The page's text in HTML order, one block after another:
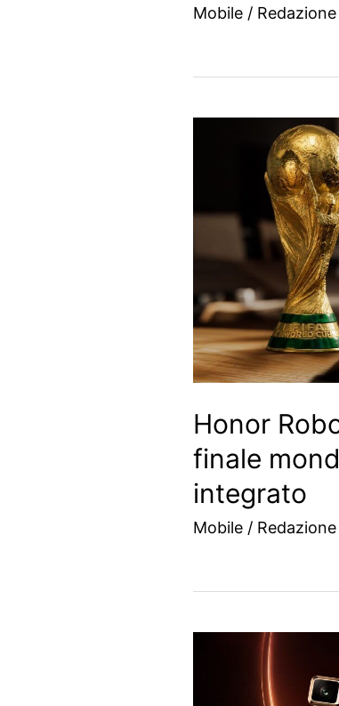
Mobile / Redazione
Honor
finale
integrato
Mobile / Redazione